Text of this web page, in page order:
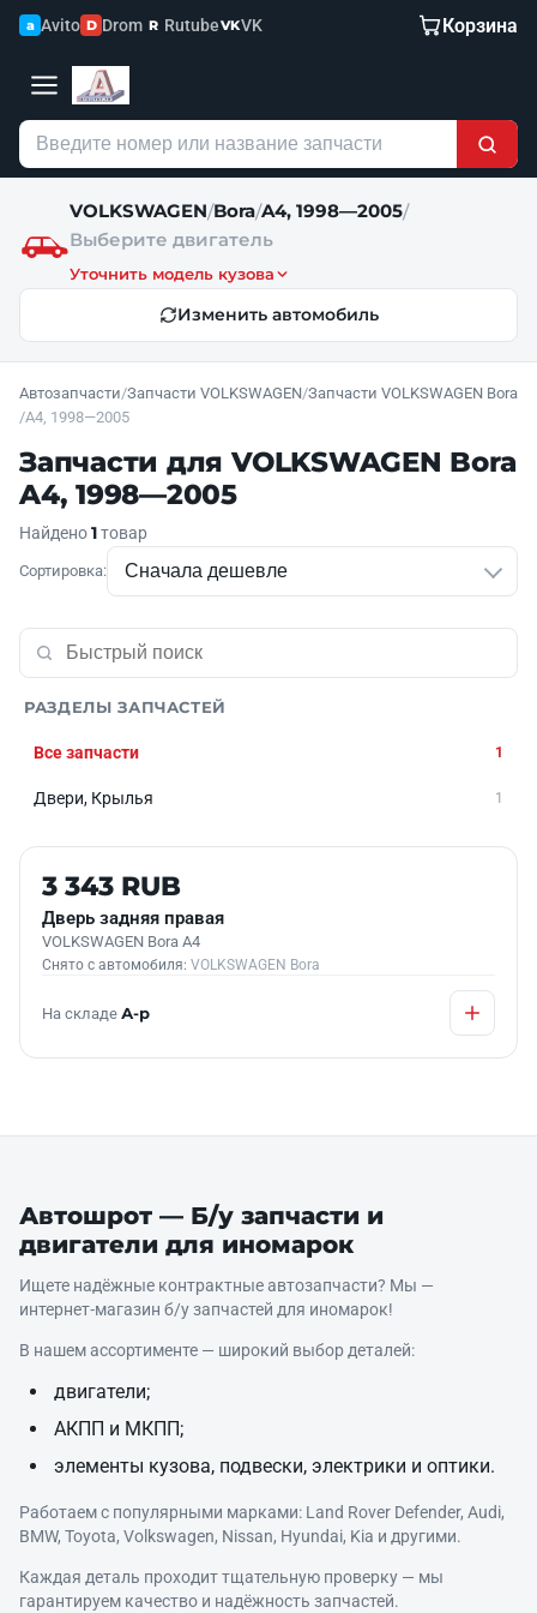
a Avito D Drom R RutubeVKVK Корзина
VOLKSWAGEN/Bora/A4, 1998—2005/
Выберите двигатель
Уточнить модель кузова
Изменить автомобиль
Автозапчасти/Запчасти VOLKSWAGEN/Запчасти VOLKSWAGEN Bora
/A4, 1998—2005
Запчасти для VOLKSWAGEN Bora
A4, 1998—2005
Найдено1товар
Сортировка:
РАЗДЕЛЫ ЗАПЧАСТЕЙ
Все запчасти 1
Двери, Крылья 1
Б/У В НАЛИЧИИ
3 343 RUB
Дверь задняя правая
VOLKSWAGEN Bora A4
Снято с автомобиля: VOLKSWAGEN Bora
На складе А-р
Автошрот — Б/у запчасти и
двигатели для иномарок
Ищете надёжные контрактные автозапчасти? Мы —
интернет‑магазин б/у запчастей для иномарок!
В нашем ассортименте — широкий выбор деталей:
двигатели;
АКПП и МКПП;
элементы кузова, подвески, электрики и оптики.
Работаем с популярными марками: Land Rover Defender, Audi,
BMW, Toyota, Volkswagen, Nissan, Hyundai, Kia и другими.
Каждая деталь проходит тщательную проверку — мы
гарантируем качество и надёжность запчастей.